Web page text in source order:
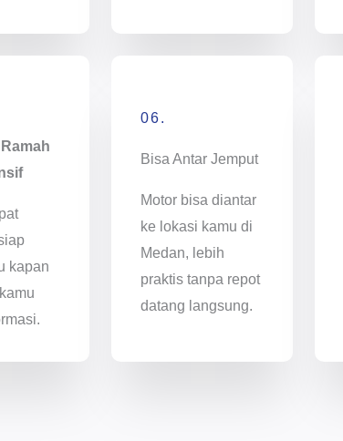
kapan
06.
Bisa Antar Jemput
Motor bisa diantar
ke lokasi kamu di
Medan, lebih
praktis tanpa repot
datang langsung.